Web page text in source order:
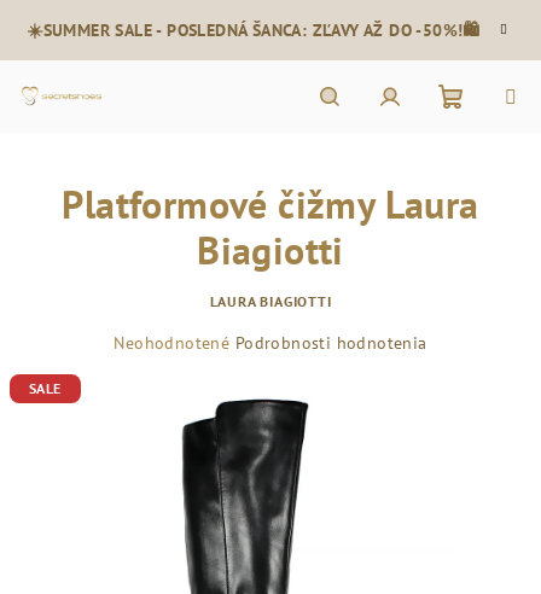
obsah
☀️SUMMER SALE - POSLEDNÁ ŠANCA: ZĽAVY AŽ DO -50%!🛍️
košík
Platformové čižmy Laura
Biagiotti
LAURA BIAGIOTTI
Priemerné
hviezdičiek.
Neohodnotené Podrobnosti hodnotenia
SALE